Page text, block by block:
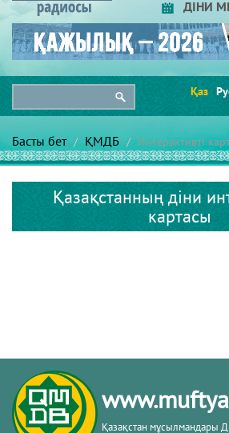
ДІНИ
Қаз
Басты бет ҚМДБ Интерактивті
Қазақстанның діни
картасы
Қазақстан мұсылмандары